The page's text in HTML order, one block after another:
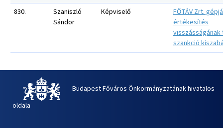
830.
Szaniszló
Sándor
Képviselő
FŐTÁV Zrt.
értékesítés
visszásságának
szankció
Budapest Főváros Önkormányzatának hivatalos
oldala